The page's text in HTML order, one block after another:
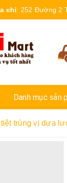
chỉ: 252 Đường 2
Danh mục sản
trùng vị dưa